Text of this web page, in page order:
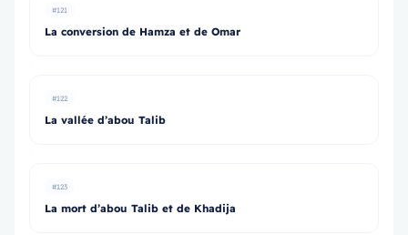
#121
La conversion de Hamza et de Omar
#122
La vallée d’abou Talib
#123
La mort d’abou Talib et de Khadija